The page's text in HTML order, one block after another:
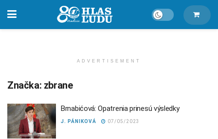
ADVERTISEMENT
Značka: zbrane
Brnabićová: Opatrenia prinesú výsledky
J. PÁNIKOVÁ 07/05/2023